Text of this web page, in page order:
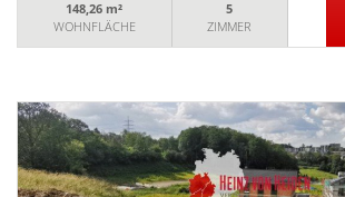
148,26 m²
WOHNFLÄCHE
5
ZIMMER